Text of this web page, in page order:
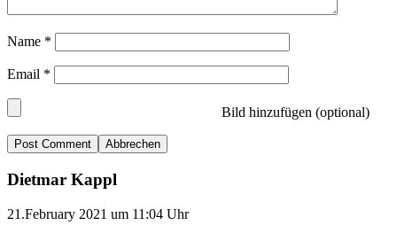
Name *
Email *
Bild hinzufügen (optional)
Abbrechen
Dietmar Kappl
21.February 2021 um 11:04 Uhr